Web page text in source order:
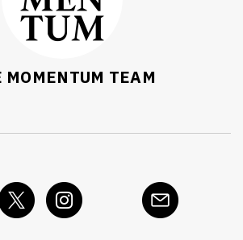
MOMENTUM TEAM